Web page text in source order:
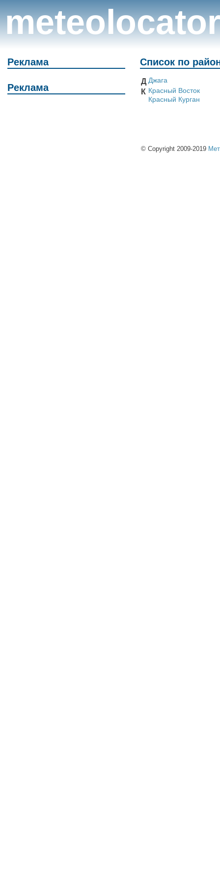
meteolocator
Реклама
Реклама
Список по
Д Джага
К Красный Восток
Красный Курган
© Copyright 2009-2019